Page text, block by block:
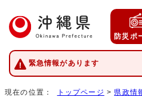
防災ポ
緊急情報があります
現在の位置： トップページ > 県政情